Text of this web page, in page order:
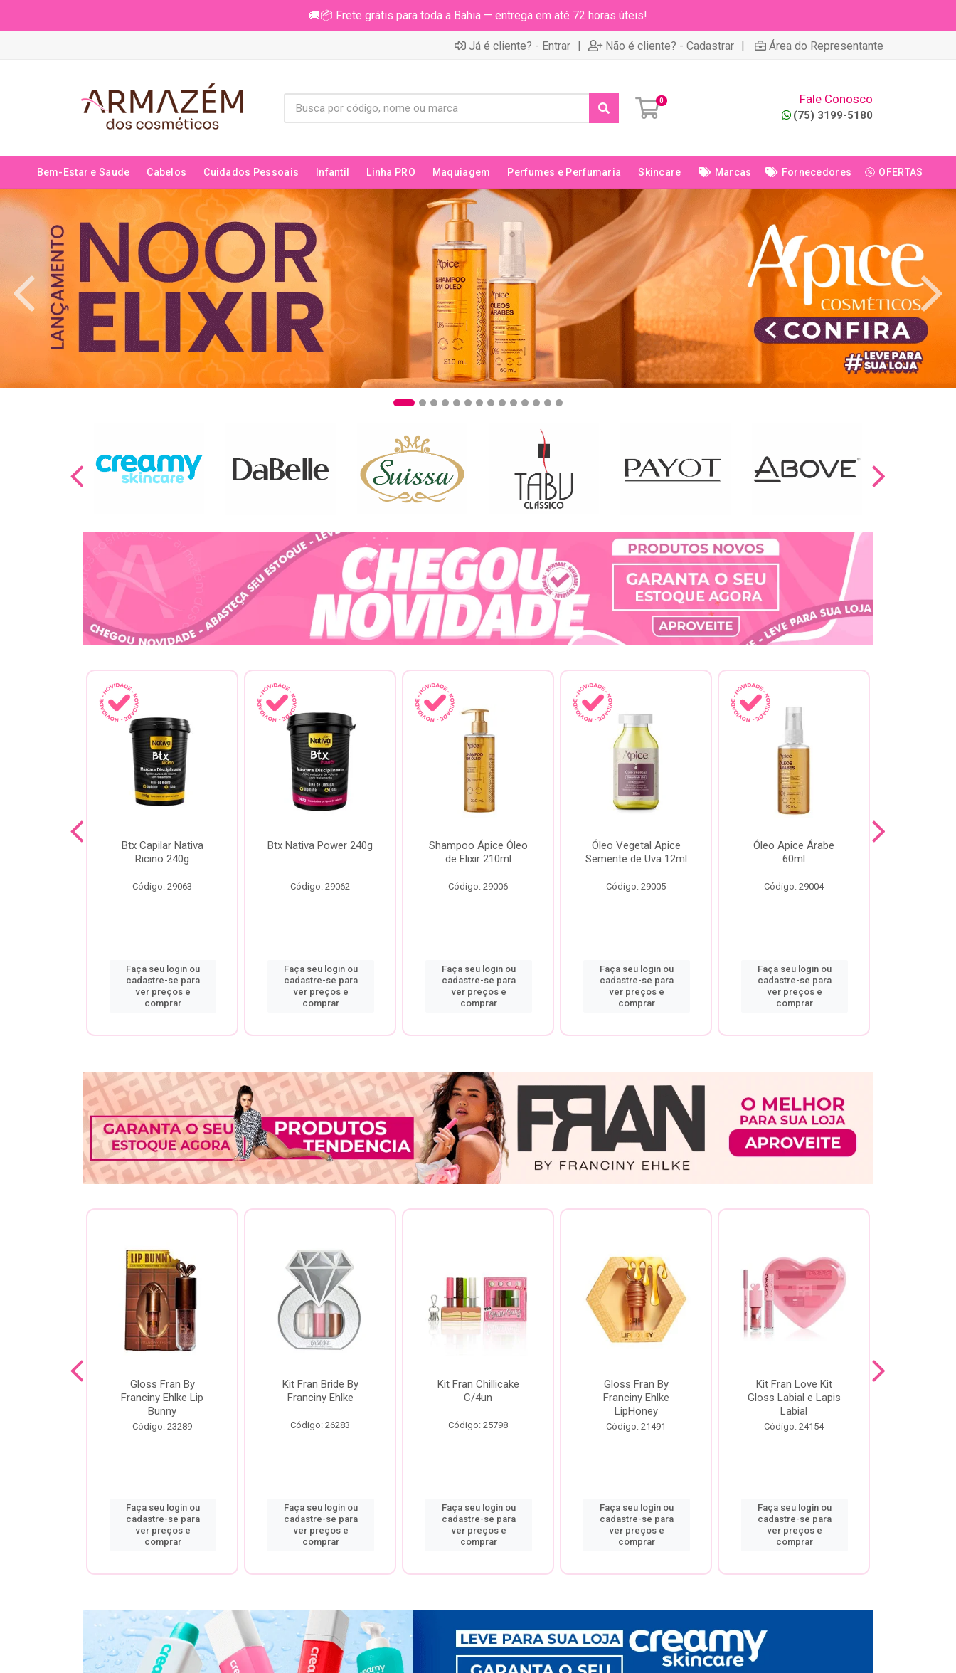
🚚📦 Frete grátis para toda a Bahia — entrega em até 72 horas úteis!
Já é cliente? - Entrar | Não é cliente? - Cadastrar | Área do Representante
0 Fale Conosco
(75) 3199-5180
Bem-Estar e Saude Cabelos Cuidados Pessoais Infantil Linha PRO Maquiagem Perfumes e Perfumaria Skincare Marcas Fornecedores OFERTAS
Btx Capilar Nativa
Ricino 240g
Código: 29063
Faça seu login ou
cadastre-se para
ver preços e
comprar
Btx Nativa Power 240g
Código: 29062
Faça seu login ou
cadastre-se para
ver preços e
comprar
Shampoo Ápice Óleo
de Elixir 210ml
Código: 29006
Faça seu login ou
cadastre-se para
ver preços e
comprar
Óleo Vegetal Apice
Semente de Uva 12ml
Código: 29005
Faça seu login ou
cadastre-se para
ver preços e
comprar
Óleo Apice Árabe
60ml
Código: 29004
Faça seu login ou
cadastre-se para
ver preços e
comprar
Gloss Fran By
Franciny Ehlke Lip
Bunny
Código: 23289
Faça seu login ou
cadastre-se para
ver preços e
comprar
Kit Fran Bride By
Franciny Ehlke
Código: 26283
Faça seu login ou
cadastre-se para
ver preços e
comprar
Kit Fran Chillicake
C/4un
Código: 25798
Faça seu login ou
cadastre-se para
ver preços e
comprar
Gloss Fran By
Franciny Ehlke
LipHoney
Código: 21491
Faça seu login ou
cadastre-se para
ver preços e
comprar
Kit Fran Love Kit
Gloss Labial e Lapis
Labial
Código: 24154
Faça seu login ou
cadastre-se para
ver preços e
comprar